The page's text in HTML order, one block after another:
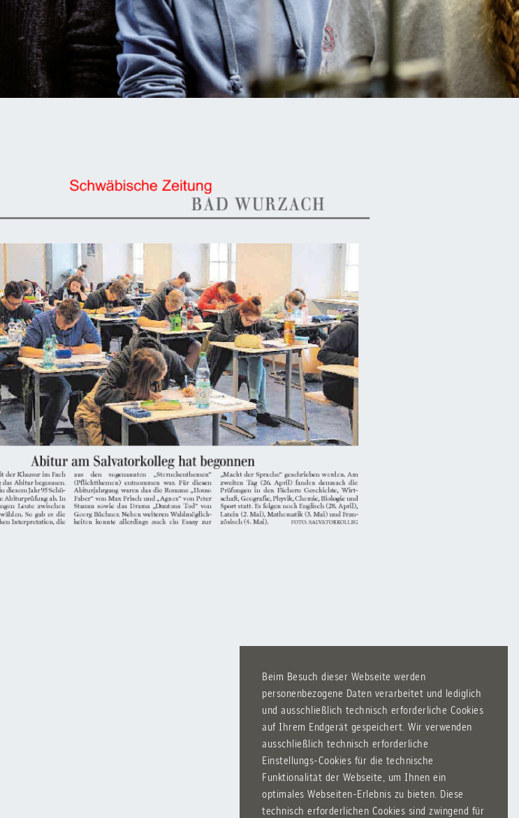
Beim Besuch dieser Webseite werden
personenbezogene Daten verarbeitet und lediglich
und ausschließlich technisch erforderliche Cookies
auf Ihrem Endgerät gespeichert. Wir verwenden
ausschließlich technisch erforderliche
Einstellungs-Cookies für die technische
Funktionalität der Webseite, um Ihnen ein
optimales Webseiten-Erlebnis zu bieten. Diese
technisch erforderlichen Cookies sind zwingend für